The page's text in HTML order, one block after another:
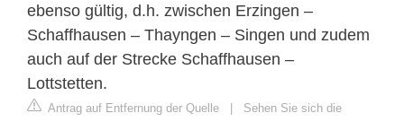
ebenso gültig, d.h. zwischen Erzingen –
Schaffhausen – Thayngen – Singen und zudem
auch auf der Strecke Schaffhausen –
Lottstetten.
Antrag auf Entfernung der Quelle | Sehen Sie sich die